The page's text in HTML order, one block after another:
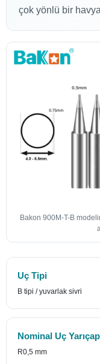
çok yönlü bir
Bakon 900M-T-B
Uç Tipi
B tipi / yuvarlak sivri
Nominal Uç
R0,5 mm